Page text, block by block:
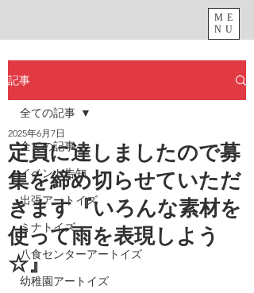
ME
NU
記事
全ての記事
イベント告知
出張アートイズ
ミナトイズ
八食センターアートイズ
幼稚園アートイズ
全ての記事
定員に達しましたので募
集を締め切らせていただ
きます『いろんな素材を
使って雨を表現しよう
☆』
2025年6月7日